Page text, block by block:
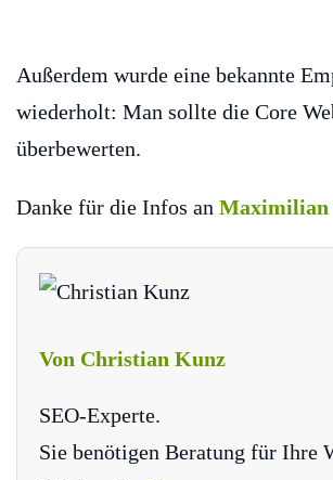
Außerdem wurde eine bekannte
wiederholt: Man sollte die Core
überbewerten.
Danke für die Infos an Maximilian
Von Christian Kunz
SEO-Experte.
Sie benötigen Beratung für Ihre